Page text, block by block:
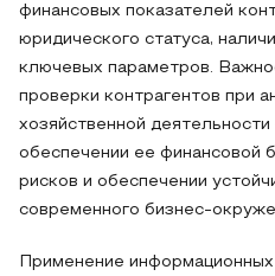
финансовых показателей
юридического статуса,
ключевых параметров.
проверки контрагентов при
хозяйственной
обеспечении ее финансовой
рисков и обеспечении
современного бизнес-
Применение